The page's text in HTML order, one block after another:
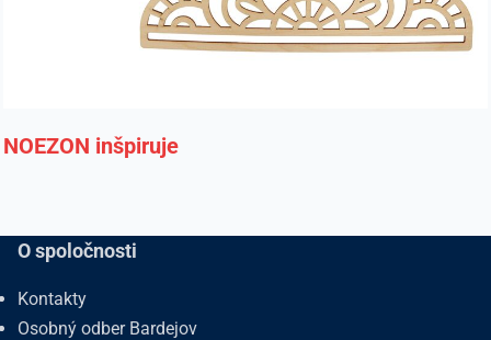
NOEZON inšpiruje
O spoločnosti
Kontakty
Osobný odber Bardejov